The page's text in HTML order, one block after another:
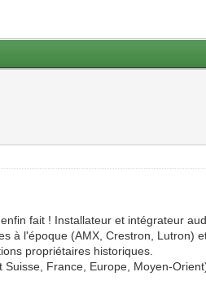
fait ! Installateur et intégrateur
à l'époque (AMX, Crestron, Lutron)
propriétaires historiques.
France, Europe, Moyen-